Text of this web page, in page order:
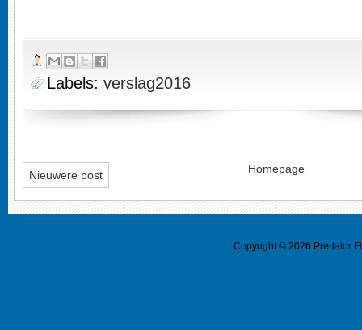
Labels: verslag2016
Nieuwere post Homepage
Copyright © 2026 Predator